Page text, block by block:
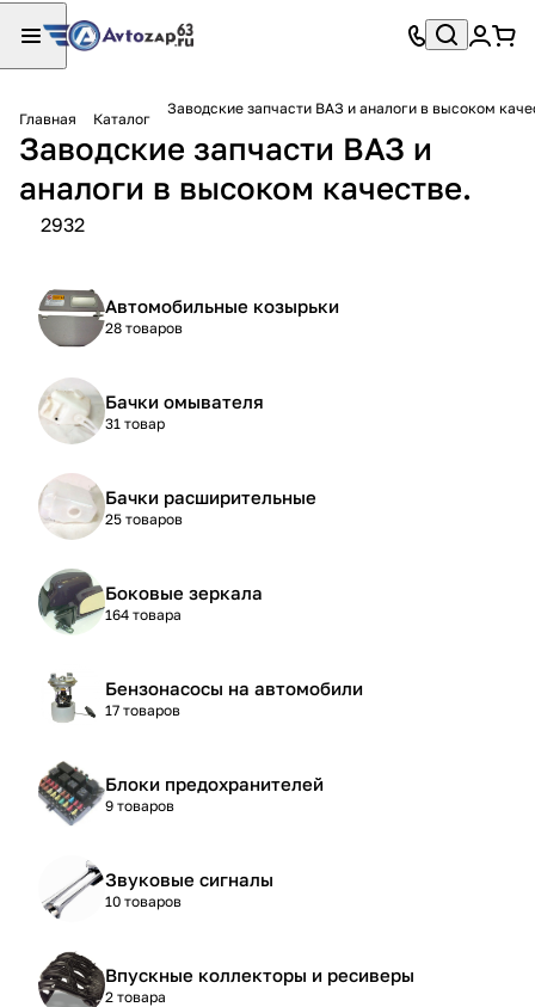
Главная Каталог
Заводские запчасти ВАЗ и аналоги в высоком
Заводские запчасти ВАЗ и
аналоги в высоком качестве.
2932
Автомобильные козырьки
28 товаров
Бачки омывателя
31 товар
Бачки расширительные
25 товаров
Боковые зеркала
164 товара
Бензонасосы на автомобили
17 товаров
Блоки предохранителей
9 товаров
Звуковые сигналы
10 товаров
Впускные коллекторы и ресиверы
2 товара